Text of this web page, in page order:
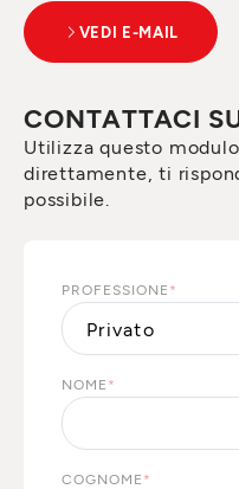
VEDI E-MAIL
CONTATTACI
Utilizza questo
direttamente, ti
possibile.
PROFESSIONE *
NOME *
COGNOME *